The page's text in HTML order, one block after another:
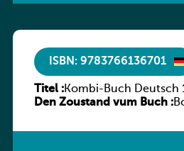
ISBN: 9783766136701
Titel :Kombi-Buch Deutsch
Sprachbuch
Den Zoustand vum Buch :